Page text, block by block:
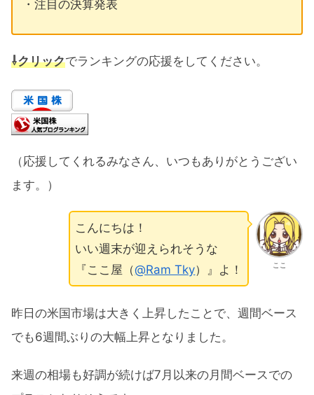
・注目の決算発表
⇩クリックでランキングの応援をしてください。
（応援してくれるみなさん、いつもありがとうござい
ます。）
ここ
こんにちは！
いい週末が迎えられそうな
『ここ屋（@Ram Tky）』よ！
昨日の米国市場は大きく上昇したことで、週間ベース
でも6週間ぶりの大幅上昇となりました。
来週の相場も好調が続けば7月以来の月間ベースでの